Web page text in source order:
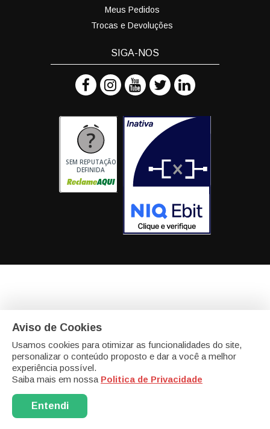
Meus Pedidos
Trocas e Devoluções
SIGA-NOS
SEM REPUTAÇÃO
DEFINIDA
eCadeiras - MatrizAv. Portugal, 46 - modulo 20 e 21
SP - SP CEP: 06696-060
eCadeiras - Filial - Biomater Bioplásticos Com. Imp. Exp.
LtdaCNPJ: 13.589.504/0008-07R. Cristovam de Vita, 260 Galpão 9
Aviso de Cookies
Usamos cookies para otimizar as funcionalidades do site,
personalizar o conteúdo proposto e dar a você a melhor
experiência possível.
Saiba mais em nossa Politica de Privacidade
Entendi